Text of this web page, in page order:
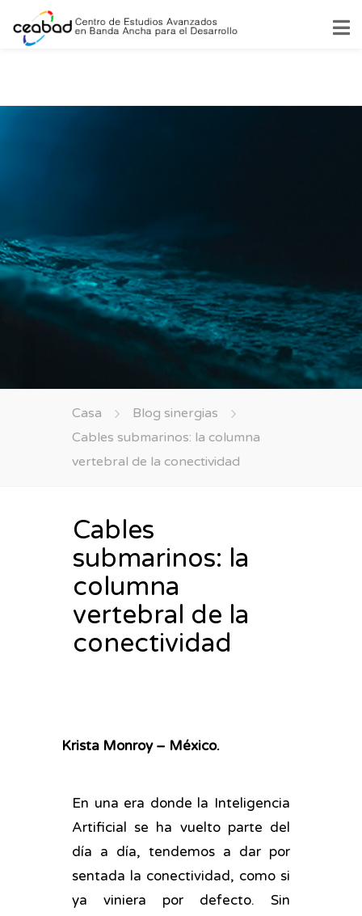
Casa
Blog sinergias
Cables submarinos: la columna
vertebral de la conectividad
Cables
submarinos: la
columna
vertebral de la
conectividad
Krista Monroy – México.
En una era donde la Inteligencia
Artificial se ha vuelto parte del
día a día, tendemos a dar por
sentada la conectividad, como si
ya viniera por defecto. Sin